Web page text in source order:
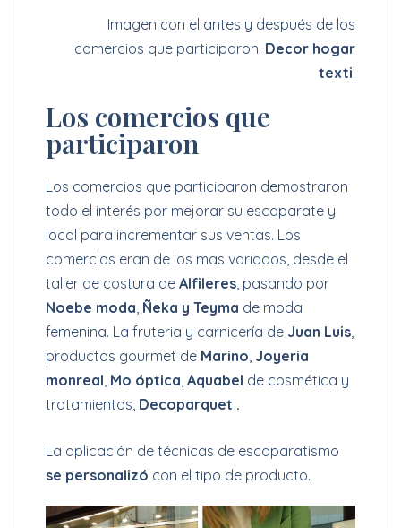
Imagen con el antes y después de los
comercios que participaron. Decor hogar
textil
Los comercios que
participaron
Los comercios que participaron demostraron
todo el interés por mejorar su escaparate y
local para incrementar sus ventas. Los
comercios eran de los mas variados, desde el
taller de costura de Alfileres, pasando por
Noebe moda, Ñeka y Teyma de moda
femenina. La fruteria y carnicería de Juan Luis,
productos gourmet de Marino, Joyeria
monreal, Mo óptica, Aquabel de cosmética y
tratamientos, Decoparquet .
La aplicación de técnicas de escaparatismo
se personalizó con el tipo de producto.